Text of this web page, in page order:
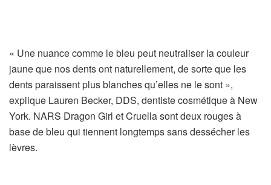
« Une nuance comme le bleu peut neutraliser la couleur
jaune que nos dents ont naturellement, de sorte que les
dents paraissent plus blanches qu’elles ne le sont »,
explique Lauren Becker, DDS, dentiste cosmétique à New
York. NARS Dragon Girl et Cruella sont deux rouges à
base de bleu qui tiennent longtemps sans dessécher les
lèvres.